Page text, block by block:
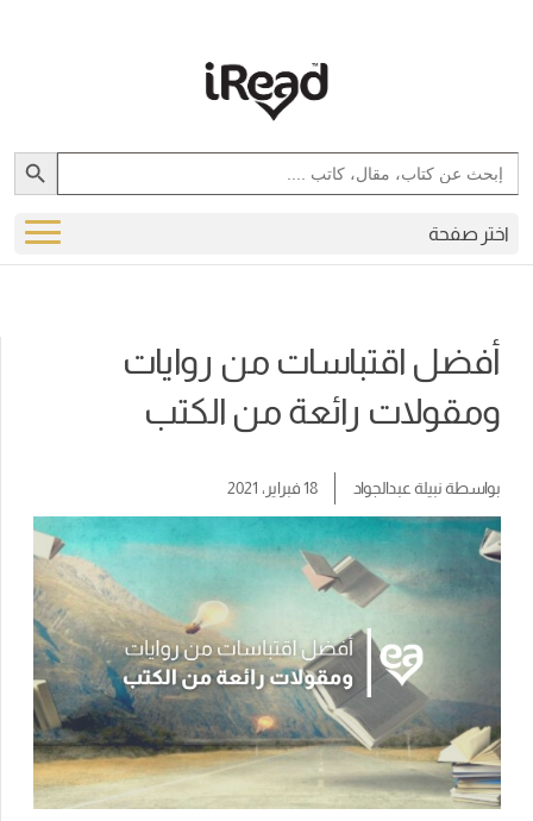
Search
for:
Search Button
اختر صفحة
أفضل اقتباسات من روايات
ومقولات رائعة من الكتب
بواسطةنبيلة عبدالجواد 18 فبراير، 2021